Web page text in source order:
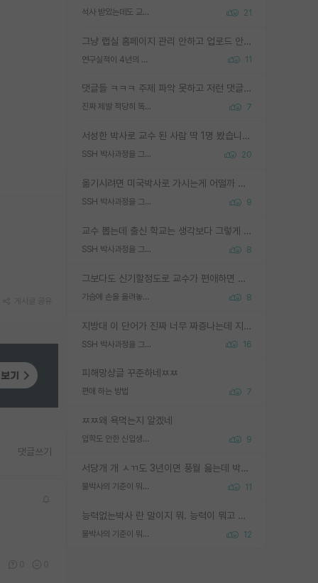
석사 받았는데도 교수랑 연락한다. 21
그냥 랩실 홈페이지 관리 안하고 업로드 안한거 아님?
연구실적이 4년의 공백이 있는거 어떻게 생각하냐 11
댓글들 ㅋㅋㅋ 주제 파악 못하고 저런 댓글들을 쓰네. 조직에 인간이 얼마나 중요한데 걱정될 수도 있지 ㅋㅋ 본인들은 퍽이나 잘하나봐 ? 현실은 남들한테 욕 안 먹는 1인분만 하는 것도 힘들텐데 ?
진짜 제발 적당히 똑똑한 박사과정이라도 위에 있었으면.. 7
서성한 박사로 교수 된 사람 딱 1명 봤습니다. 근데 지방대 박사로 교수된 거는 기적이 일어나야되요. 서성한 학부부터여도 빡센게 교수임용일텐데 지방대박사로 무슨 교수가 되나요...... 중소기업/중견기업 팀장급/연구소장급이나 될거 같네요.
SSH 박사과정을 그만두고 지방대 박사로 옮기면 교수의 꿈은 끝일까요? 20
옮기시려면 미국박사로 가시는게 어떨까 싶네요. 교수가 꿈이면 미국박사 하고 미국교수 까지 같이 노리시는게 기회가 많지 않을까요?
SSH 박사과정을 그만두고 지방대 박사로 옮기면 교수의 꿈은 끝일까요? 9
교수 뽑는데 출신 학교는 생각보다 그렇게 안 봄. 앞으로는 더 안 보게 될거임. 박사는 어디서 진행해도 됨. 단, 제대로 쌓고 좋은 실적 만들 수 있다면. 그런데 지방대는 그럴 가능성이 지극히 낮음. 나만 열심히 잘 하면 된다? 인간은 주변 환경에 지배되는 나약한 존재임. 주변의 지방대 대학원생과 섞이고 지방 특유의 여유로움 또는 나쁘게 얘기해서 나태함에 젖어 살다보면 교수의 꿈 자체를 잊어버리게 될 가능성도 있음. 주변 환경이 70~80%임.
SSH 박사과정을 그만두고 지방대 박사로 옮기면 교수의 꿈은 끝일까요? 8
그보다도 신기할정도로 교수가 편애하면 그사람만 논문이 되더라구요 내용이 다른 사람보다 허접해도요
가슴에 손을 올려놓고 싫어하는 사람 불공정하게 리뷰 8
지방대 이 단어가 진짜 너무 짜증나는데 지방대면 다 그냥 쓰레기인가요? 무슨 말 같지도 않은 댓글들이 있는건지??? 지방에도 충분히 좋은 대학 많고 충분히 잘하는 교수님들 많습니다 포항공대 4개 IST 대표 지거국들 여기 모두 다 지방에 있고 여기 출신들 중에 교수하는 분들 적지 않습니다 지거국 출신이 무슨 교수를 하냐?라고 생각할 사람들 많은데 상위 대표 지거국에 아웃라이어들 많습니다 결국 개인의 연구역량과 실적이 중요합니다 이 역량을 펼치는데 있어서 지도교수와의 합도 중요합니다. 그리고 경력이 필요하면 해외포닥까지 다녀오세요
SSH 박사과정을 그만두고 지방대 박사로 옮기면 교수의 꿈은 끝일까요? 16
피해망상글 꾸준하네ㅉㅉ
편애 하는 방법 7
ㅉㅉ왜 욕먹는지 알겠네
입학도 안한 신입생이 원래 관심을 받나요 9
서당개 개 ㅅㄲ도 3년이면 풍월 읊는데 박사 5년 이상 대리고 있으면서 물된건 교수 탓 맞는ㄱ게 거기가 서당이 아니란 소리임
물박사의 기준이 뭐임? 11
능력없는박사 란 말이지 뭐. 능력이 뭐고 능력이 있다는게 뭔지는 사람마다 기준이 다르니까 얘기해봐야 서로 자기 기준만 얘기해서 논쟁이 끝이 안나고. 주위에서 능력있고 야심있는 신입생이 교수가 유의미한 피드백을 아예 안주면서 제대로된 과제에 참여해볼 기회도 제공하지 않고 잡일 뺑뺑이만 돌려서 맨날 단순작업만 하면서 밤새다가 눈빛이 점점 죽어가는걸 본 사람은 물박사는 교수탓이라고 하고, 교수는 이것저것 알려도 주고 기회도 주고 사수 동기 붙여주면서 어떻게든 끌고가려고 하는데 본인이 매일 뺀질거리면서 출근 하는둥마는둥 하다가 기껏 와서도 폰이나 쳐다보다가 실험 망치고 저녁약속있어서 먼저 가볼게요~ 하는걸 본 사람은 물박사는 본인탓이라고 함.
물박사의 기준이 뭐임? 12
댓글쓰기